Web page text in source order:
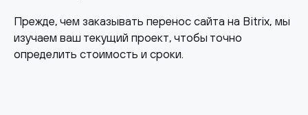
Прежде, чем заказывать перенос сайта на Bitrix, мы
изучаем ваш текущий проект, чтобы точно
определить стоимость и сроки.